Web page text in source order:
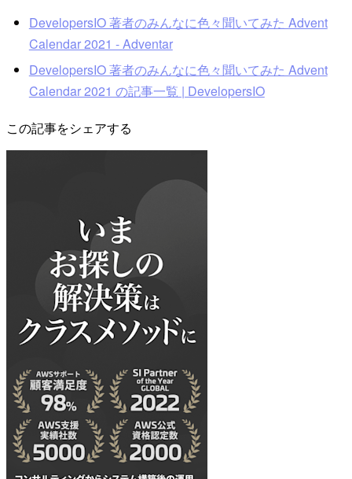
DevelopersIO 著者のみんなに色々聞いてみた Advent
Calendar 2021 - Adventar
DevelopersIO 著者のみんなに色々聞いてみた Advent
Calendar 2021 の記事一覧 | DevelopersIO
この記事をシェアする